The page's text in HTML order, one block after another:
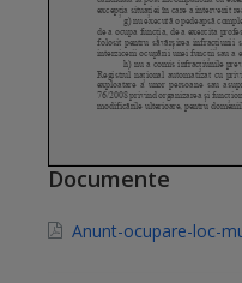
Documente
Anunt-ocupare-loc-